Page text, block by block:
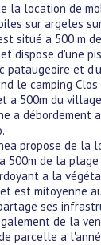
la location de
sur argeles
situé a 500 m
dispose d'une
pataugeoire et
le camping
a 500m du
a débordement
propose de la
500m de la plage
a la
est mitoyenne
ses
de la
parcelle a